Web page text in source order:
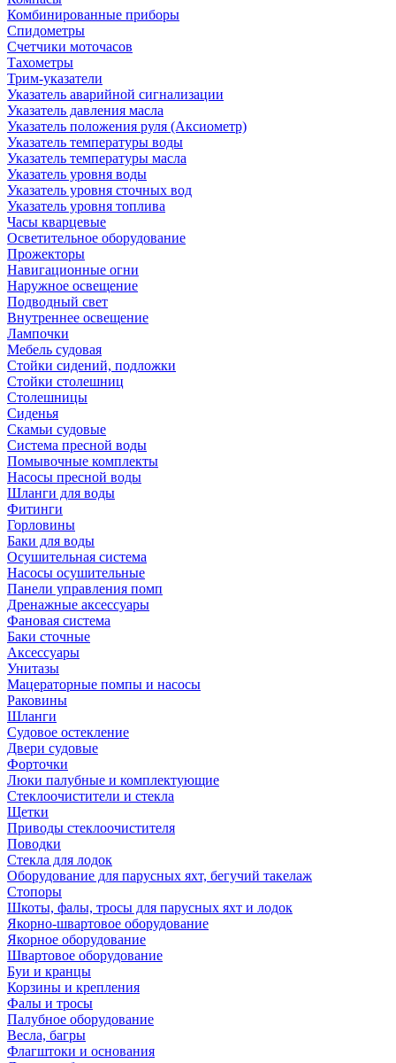
Комбинированные приборы
Спидометры
Счетчики моточасов
Тахометры
Трим-указатели
Указатель аварийной сигнализации
Указатель давления масла
Указатель положения руля (Аксиометр)
Указатель температуры воды
Указатель температуры масла
Указатель уровня воды
Указатель уровня сточных вод
Указатель уровня топлива
Часы кварцевые
Осветительное оборудование
Прожекторы
Навигационные огни
Наружное освещение
Подводный свет
Внутреннее освещение
Лампочки
Мебель судовая
Стойки сидений, подложки
Стойки столешниц
Столешницы
Сиденья
Скамьи судовые
Система пресной воды
Помывочные комплекты
Насосы пресной воды
Шланги для воды
Фитинги
Горловины
Баки для воды
Осушительная система
Насосы осушительные
Панели управления помп
Дренажные аксессуары
Фановая система
Баки сточные
Аксессуары
Унитазы
Мацераторные помпы и насосы
Раковины
Шланги
Судовое остекление
Двери судовые
Форточки
Люки палубные и комплектующие
Стеклоочистители и стекла
Щетки
Приводы стеклоочистителя
Поводки
Стекла для лодок
Оборудование для парусных яхт, бегучий такелаж
Стопоры
Шкоты, фалы, тросы для парусных яхт и лодок
Якорно-швартовое оборудование
Якорное оборудование
Швартовое оборудование
Буи и кранцы
Корзины и крепления
Фалы и тросы
Палубное оборудование
Весла, багры
Флагштоки и основания